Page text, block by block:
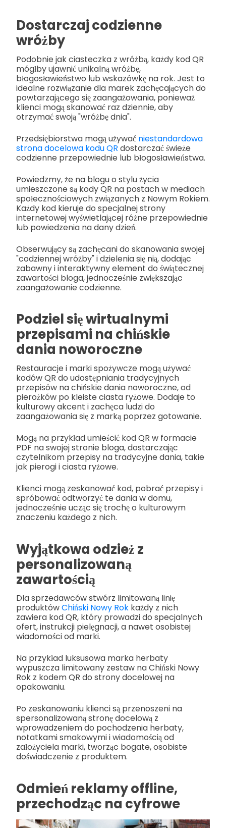
Dostarczaj codzienne
wróżby
Podobnie jak ciasteczka z wróżbą, każdy kod QR
mógłby ujawnić unikalną wróżbę,
błogosławieństwo lub wskazówkę na rok. Jest to
idealne rozwiązanie dla marek zachęcających do
powtarzającego się zaangażowania, ponieważ
klienci mogą skanować raz dziennie, aby
otrzymać swoją "wróżbę dnia".
Przedsiębiorstwa mogą używać niestandardowa
strona docelowa kodu QR dostarczać świeże
codzienne przepowiednie lub błogosławieństwa.
Powiedzmy, że na blogu o stylu życia
umieszczone są kody QR na postach w mediach
społecznościowych związanych z Nowym Rokiem.
Każdy kod kieruje do specjalnej strony
internetowej wyświetlającej różne przepowiednie
lub powiedzenia na dany dzień.
Obserwujący są zachęcani do skanowania swojej
"codziennej wróżby" i dzielenia się nią, dodając
zabawny i interaktywny element do świątecznej
zawartości bloga, jednocześnie zwiększając
zaangażowanie codzienne.
Podziel się wirtualnymi
przepisami na chińskie
dania noworoczne
Restauracje i marki spożywcze mogą używać
kodów QR do udostępniania tradycyjnych
przepisów na chińskie dania noworoczne, od
pierożków po kleiste ciasta ryżowe. Dodaje to
kulturowy akcent i zachęca ludzi do
zaangażowania się z marką poprzez gotowanie.
Mogą na przykład umieścić kod QR w formacie
PDF na swojej stronie bloga, dostarczając
czytelnikom przepisy na tradycyjne dania, takie
jak pierogi i ciasta ryżowe.
Klienci mogą zeskanować kod, pobrać przepisy i
spróbować odtworzyć te dania w domu,
jednocześnie ucząc się trochę o kulturowym
znaczeniu każdego z nich.
Wyjątkowa odzież z
personalizowaną
zawartością
Dla sprzedawców stwórz limitowaną linię
produktówChiński Nowy Rok każdy z nich
zawiera kod QR, który prowadzi do specjalnych
ofert, instrukcji pielęgnacji, a nawet osobistej
wiadomości od marki.
Na przykład luksusowa marka herbaty
wypuszcza limitowany zestaw na Chiński Nowy
Rok z kodem QR do strony docelowej na
opakowaniu.
Po zeskanowaniu klienci są przenoszeni na
spersonalizowaną stronę docelową z
wprowadzeniem do pochodzenia herbaty,
notatkami smakowymi i wiadomością od
założyciela marki, tworząc bogate, osobiste
doświadczenie z produktem.
Odmień reklamy offline,
przechodząc na cyfrowe